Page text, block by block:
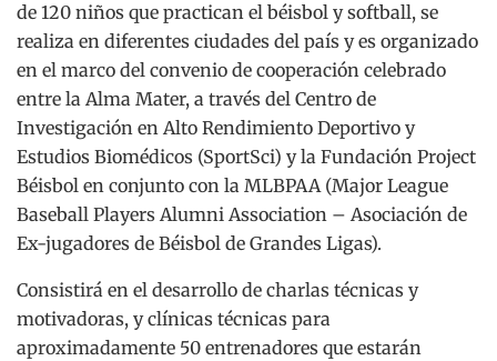
de 120 niños que practican el béisbol y softball, se
realiza en diferentes ciudades del país y es organizado
en el marco del convenio de cooperación celebrado
entre la Alma Mater, a través del Centro de
Investigación en Alto Rendimiento Deportivo y
Estudios Biomédicos (SportSci) y la Fundación Project
Béisbol en conjunto con la MLBPAA (Major League
Baseball Players Alumni Association – Asociación de
Ex-jugadores de Béisbol de Grandes Ligas).
Consistirá en el desarrollo de charlas técnicas y
motivadoras, y clínicas técnicas para
aproximadamente 50 entrenadores que estarán